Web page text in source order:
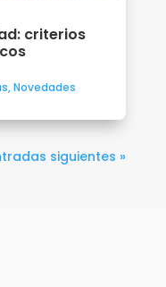
criterios
,Novedades
siguientes »